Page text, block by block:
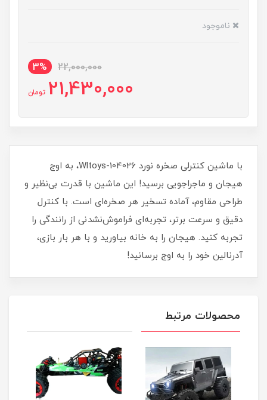
ناموجود
22,000,000
3%
21,430,000 تومان
با ماشین کنترلی صخره نورد Wltoys-104026، به اوج
هیجان و ماجراجویی برسید! این ماشین با قدرت بی‌نظیر و
طراحی مقاوم، آماده تسخیر هر صخره‌ای است. با کنترل
دقیق و سرعت برتر، تجربه‌ای فراموش‌نشدنی از رانندگی را
تجربه کنید. هیجان را به خانه بیاورید و با هر بار بازی،
آدرنالین خود را به اوج برسانید!
محصولات مرتبط